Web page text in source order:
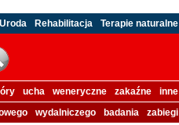
Uroda Rehabilitacja Terapie naturalne
ucha weneryczne zakaźne
inne
wydalniczego badania zabiegi